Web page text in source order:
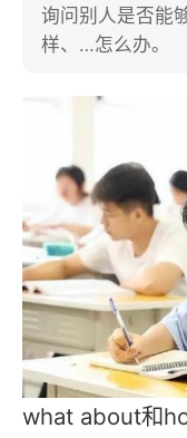
询问别人是否能
样、…怎么办。 ​
what about和